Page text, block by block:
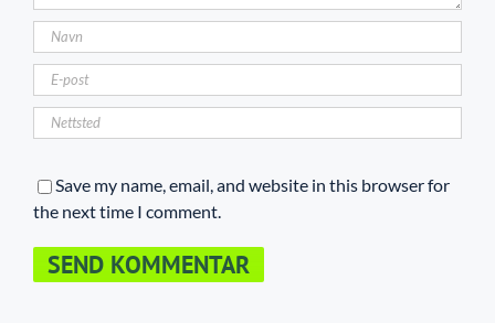
Save my name, email, and website in this browser for
the next time I comment.